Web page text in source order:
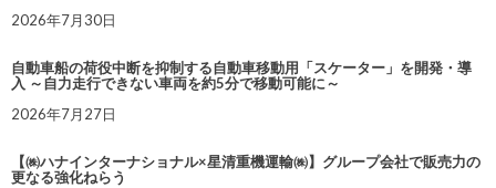
2026年7月30日
自動車船の荷役中断を抑制する自動車移動用「スケーター」を開発・導
入 ～自力走行できない車両を約5分で移動可能に～
2026年7月27日
【㈱ハナインターナショナル×星清重機運輸㈱】グループ会社で販売力の
更なる強化ねらう